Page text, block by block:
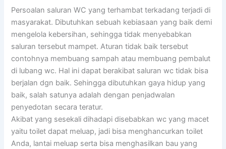
Persoalan saluran WC yang terhambat terkadang terjadi di
masyarakat. Dibutuhkan sebuah kebiasaan yang baik demi
mengelola kebersihan, sehingga tidak menyebabkan
saluran tersebut mampet. Aturan tidak baik tersebut
contohnya membuang sampah atau membuang pembalut
di lubang wc. Hal ini dapat berakibat saluran wc tidak bisa
berjalan dgn baik. Sehingga dibutuhkan gaya hidup yang
baik, salah satunya adalah dengan penjadwalan
penyedotan secara teratur.
Akibat yang sesekali dihadapi disebabkan wc yang macet
yaitu toilet dapat meluap, jadi bisa menghancurkan toilet
Anda, lantai meluap serta bisa menghasilkan bau yang